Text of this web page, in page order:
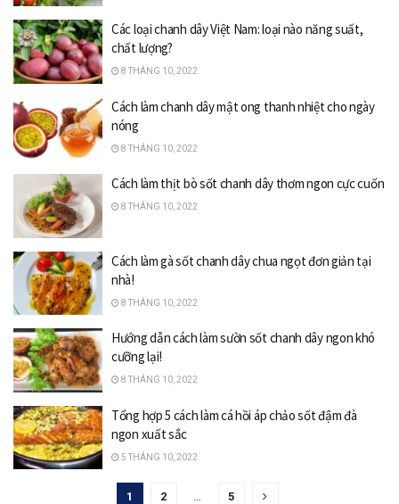
Các loại chanh dây Việt Nam: loại nào năng suất,
chất lượng?
8 THÁNG 10, 2022
Cách làm chanh dây mật ong thanh nhiệt cho ngày
nóng
8 THÁNG 10, 2022
Cách làm thịt bò sốt chanh dây thơm ngon cực cuốn
8 THÁNG 10, 2022
Cách làm gà sốt chanh dây chua ngọt đơn giản tại
nhà!
8 THÁNG 10, 2022
Hướng dẫn cách làm sườn sốt chanh dây ngon khó
cưỡng lại!
8 THÁNG 10, 2022
Tổng hợp 5 cách làm cá hồi áp chảo sốt đậm đà
ngon xuất sắc
5 THÁNG 10, 2022
1 2 … 5